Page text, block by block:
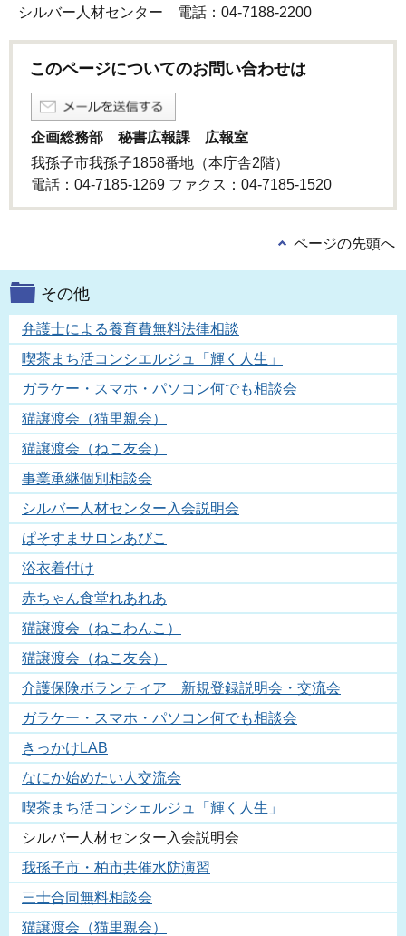
シルバー人材センター 電話：04-7188-2200
このページについてのお問い合わせは
企画総務部 秘書広報課 広報室
我孫子市我孫子1858番地（本庁舎2階）
電話：04-7185-1269 ファクス：04-7185-1520
ページの先頭へ
その他
弁護士による養育費無料法律相談
喫茶まち活コンシエルジュ「輝く人生」
ガラケー・スマホ・パソコン何でも相談会
猫譲渡会（猫里親会）
猫譲渡会（ねこ友会）
事業承継個別相談会
シルバー人材センター入会説明会
ぱそすまサロンあびこ
浴衣着付け
赤ちゃん食堂れあれあ
猫譲渡会（ねこわんこ）
猫譲渡会（ねこ友会）
介護保険ボランティア 新規登録説明会・交流会
ガラケー・スマホ・パソコン何でも相談会
きっかけLAB
なにか始めたい人交流会
喫茶まち活コンシェルジュ「輝く人生」
シルバー人材センター入会説明会
我孫子市・柏市共催水防演習
三士合同無料相談会
猫譲渡会（猫里親会）